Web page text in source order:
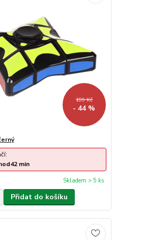
199 Kč
- 44 %
Skladem > 5 ks
42 min
Přidat do košíku